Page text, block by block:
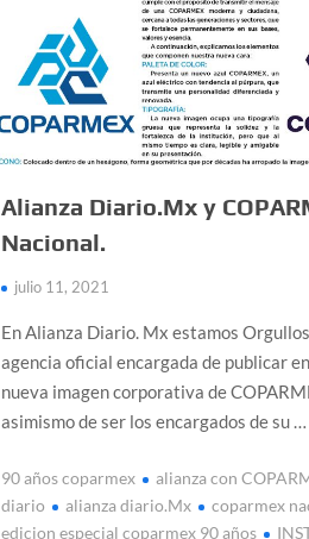
Alianza Diario.Mx y
Nacional.
julio 11, 2021
En Alianza Diario. Mx estamos
agencia oficial encargada de publicar
nueva imagen corporativa de
asimismo de ser los encargados de su …
90 años coparmex alianza con
diario
alianza diario.Mx
coparmex
edicion especial coparmex 90 años